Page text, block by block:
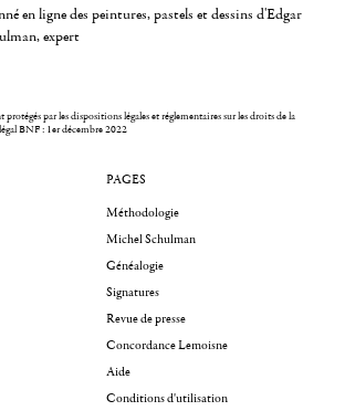
en ligne des peintures, pastels et dessins d'Edgar
expert
protégés par les dispositions légales et réglementaires sur les droits de la
BNF : 1er décembre 2022
PAGES
Méthodologie
Michel Schulman
Généalogie
Signatures
Revue de presse
Concordance Lemoisne
Aide
Conditions d'utilisation